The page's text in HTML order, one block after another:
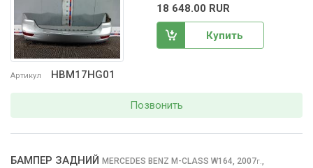
Артикул HBM17HG01
18 648.00 RUR
Купить
Позвонить
БАМПЕР ЗАДНИЙ MERCEDES BENZ M-CLASS W164, 2007г.,